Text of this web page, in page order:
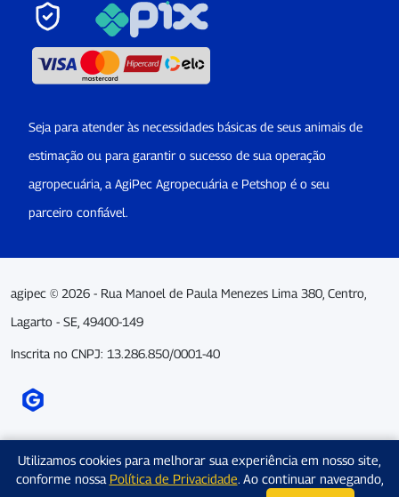
Seja para atender às necessidades básicas de seus animais de
estimação ou para garantir o sucesso de sua operação
agropecuária, a AgiPec Agropecuária e Petshop é o seu
parceiro confiável.
agipec © 2026 - Rua Manoel de Paula Menezes Lima 380, Centro,
Lagarto - SE, 49400-149
Inscrita no CNPJ: 13.286.850/0001-40
Utilizamos cookies para melhorar sua experiência em nosso site,
conforme nossa Política de Privacidade. Ao continuar navegando,